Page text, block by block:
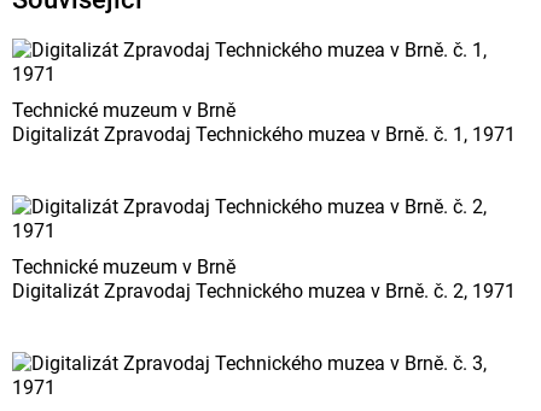
Technické muzeum v Brně
Digitalizát Zpravodaj Technického muzea v Brně. č. 1, 1971
Technické muzeum v Brně
Digitalizát Zpravodaj Technického muzea v Brně. č. 2, 1971